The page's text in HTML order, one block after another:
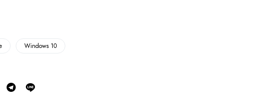
Windows 10